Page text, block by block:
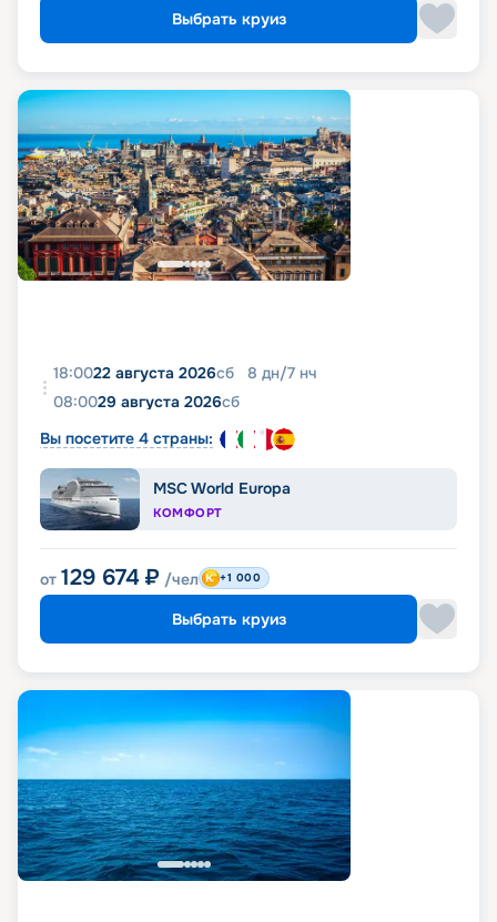
Выбрать круиз
18:0022 августа 2026сб 8 дн/7 нч
08:0029 августа 2026сб
Вы посетите 4 страны:
MSC World Europa
КОМФОРТ
от 129 674 ₽ /чел +1 000
Выбрать круиз